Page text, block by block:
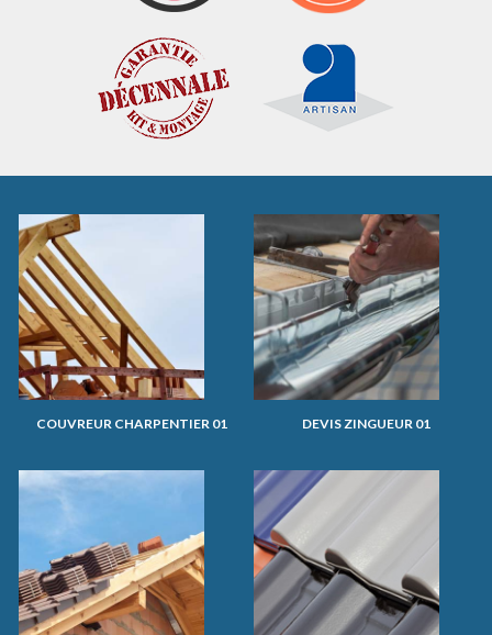
COUVREUR CHARPENTIER 01 DEVIS ZINGUEUR 01